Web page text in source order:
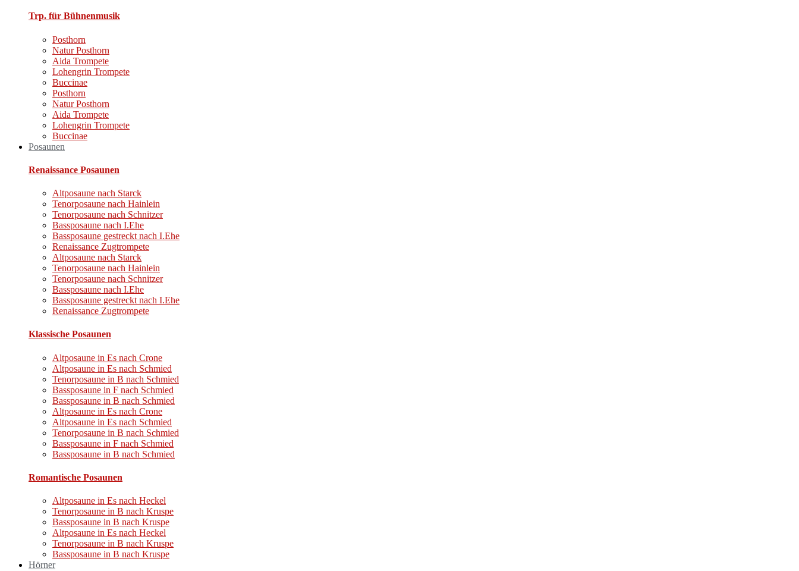
Trp. für Bühnenmusik
Posthorn
Natur Posthorn
Aida Trompete
Lohengrin Trompete
Buccinae
Posthorn
Natur Posthorn
Aida Trompete
Lohengrin Trompete
Buccinae
Posaunen
Renaissance Posaunen
Altposaune nach Starck
Tenorposaune nach Hainlein
Tenorposaune nach Schnitzer
Bassposaune nach I.Ehe
Bassposaune gestreckt nach I.Ehe
Renaissance Zugtrompete
Altposaune nach Starck
Tenorposaune nach Hainlein
Tenorposaune nach Schnitzer
Bassposaune nach I.Ehe
Bassposaune gestreckt nach I.Ehe
Renaissance Zugtrompete
Klassische Posaunen
Altposaune in Es nach Crone
Altposaune in Es nach Schmied
Tenorposaune in B nach Schmied
Bassposaune in F nach Schmied
Bassposaune in B nach Schmied
Altposaune in Es nach Crone
Altposaune in Es nach Schmied
Tenorposaune in B nach Schmied
Bassposaune in F nach Schmied
Bassposaune in B nach Schmied
Romantische Posaunen​
Altposaune in Es nach Heckel
Tenorposaune in B nach Kruspe
Bassposaune in B nach Kruspe
Altposaune in Es nach Heckel
Tenorposaune in B nach Kruspe
Bassposaune in B nach Kruspe
Hörner